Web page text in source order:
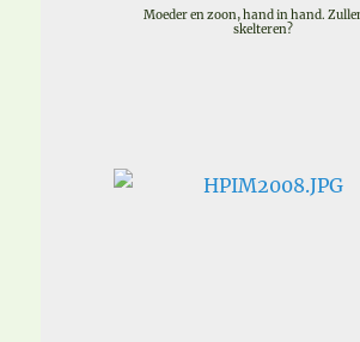
Moeder en zoon, hand in hand.
skelteren?